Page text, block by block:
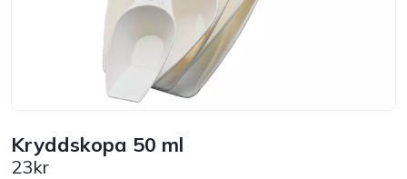
Råvaruhantering & lagring
Kryddskopa 50 ml
23kr